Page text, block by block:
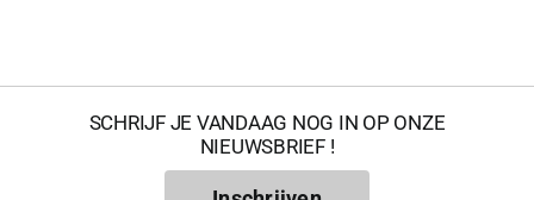
SCHRIJF JE VANDAAG NOG IN OP ONZE
NIEUWSBRIEF !